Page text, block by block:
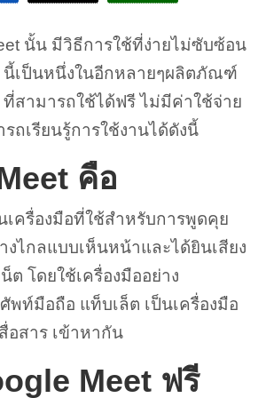
นั้น มีวิธีการใช้ที่ง่ายไม่ซับซ้อน
นี้เป็นหนึ่งในอีกหลายๆผลิตภัณฑ์
สามารถใช้ได้ฟรี ไม่มีค่าใช้จ่าย
ถเรียนรู้การใช้งานได้ดังนี้
คือ
เครื่องมือที่ใช้สำหรับการพูดคุย
ไกลแบบเห็นหน้าและได้ยินเสียง
ต โดยใช้เครื่องมืออย่าง
พท์มือถือ แท็บเล็ต เป็นเครื่องมือ
อสาร เข้าหากัน
Meet ฟรี